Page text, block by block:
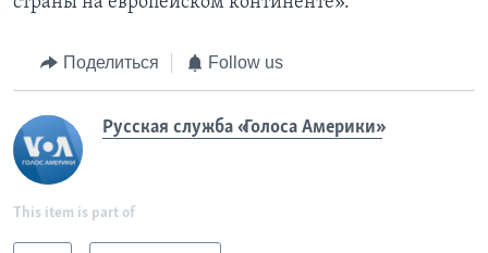
Поделиться Follow us
Русская служба «Голоса Америки»
This item is part of